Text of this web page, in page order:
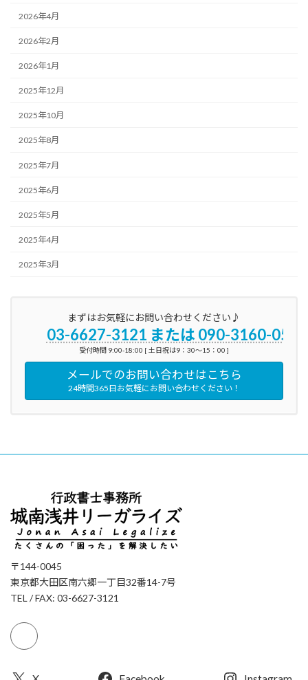
2026年4月
2026年2月
2026年1月
2025年12月
2025年10月
2025年8月
2025年7月
2025年6月
2025年5月
2025年4月
2025年3月
まずはお気軽にお問い合わせください♪
03-6627-3121 または 090-3160-0596
受付時間 9:00-18:00 [ 土日祝は9：30～15：00 ]
メールでのお問い合わせはこちら
24時間365日お気軽にお問い合わせください！
〒144-0045
東京都大田区南六郷一丁目32番14-7号
TEL / FAX: 03-6627-3121